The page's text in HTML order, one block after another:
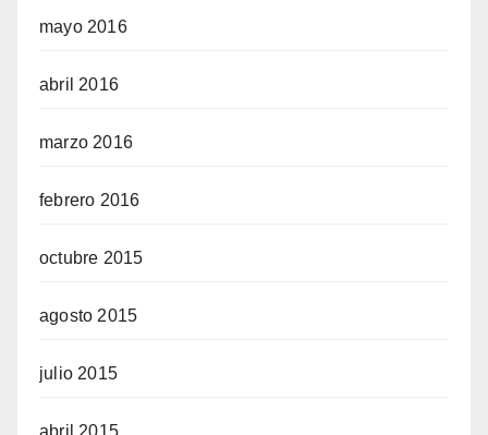
mayo 2016
abril 2016
marzo 2016
febrero 2016
octubre 2015
agosto 2015
julio 2015